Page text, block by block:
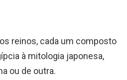
reinos, cada um composto
à mitologia japonesa,
ou de outra.